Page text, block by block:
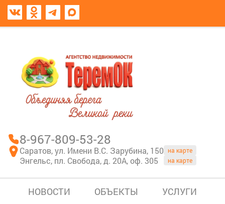
8-967-809-53-28
Саратов, ул. Имени В.С. Зарубина, 150 на карте
Энгельс, пл. Свобода, д. 20А, оф. 305 на карте
НОВОСТИ ОБЪЕКТЫ УСЛУГИ